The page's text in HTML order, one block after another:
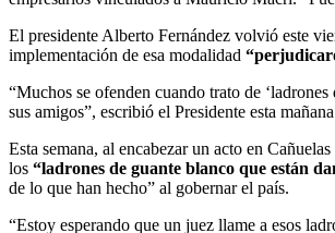
El presidente Alberto Fernández volvió este
implementación de esa modalidad
“Muchos se ofenden cuando trato de
sus amigos”, escribió el Presidente esta
Esta semana, al encabezar un acto en
los “ladrones de guante blanco que están
de lo que han hecho” al gobernar el país.
“Estoy esperando que un juez llame a esos